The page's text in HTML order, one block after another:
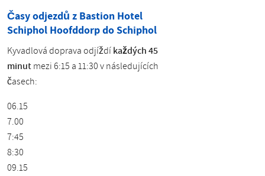
Časy odjezdů z Bastion Hotel
Schiphol Hoofddorp do Schiphol
Kyvadlová doprava odjíždíkaždých 45
minutmezi 6:15 a 11:30 v následujících
časech:
06.15
7.00
7:45
8:30
09.15